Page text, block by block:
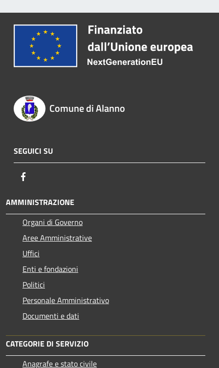
Comune di Alanno
SEGUICI SU
AMMINISTRAZIONE
Organi di Governo
Aree Amministrative
Uffici
Enti e fondazioni
Politici
Personale Amministrativo
Documenti e dati
CATEGORIE DI SERVIZIO
Anagrafe e stato civile